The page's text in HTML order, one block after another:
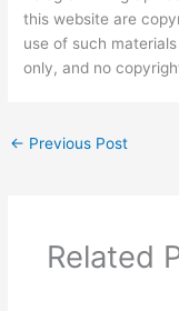
this website are
use of such
only, and no
← Previous Post
Related